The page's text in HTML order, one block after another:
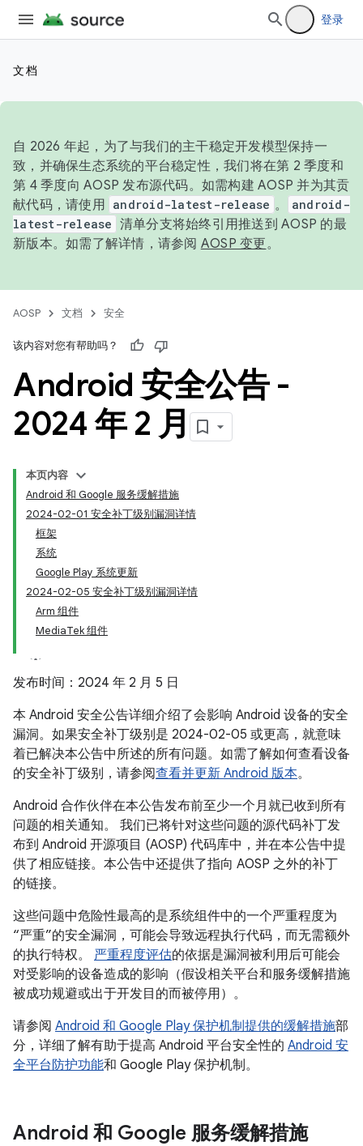
登录
文档
自 2026 年起，为了与我们的主干稳定开发模型保持一
致，并确保生态系统的平台稳定性，我们将在第 2 季度和
第 4 季度向 AOSP 发布源代码。如需构建 AOSP 并为其贡
献代码，请使用 android-latest-release 。
android-
latest-release 清单分支将始终引用推送到 AOSP 的最
新版本。如需了解详情，请参阅 AOSP 变更。
AOSP 文档 安全
该内容对您有帮助吗？
Android 安全公告 -
2024 年 2 月
本页内容
Android 和 Google 服务缓解措施
2024-02-01 安全补丁级别漏洞详情
框架
系统
Google Play 系统更新
2024-02-05 安全补丁级别漏洞详情
Arm 组件
MediaTek 组件
发布时间：2024 年 2 月 5 日
本 Android 安全公告详细介绍了会影响 Android 设备的安全
漏洞。如果安全补丁级别是 2024-02-05 或更高，就意味
着已解决本公告中所述的所有问题。如需了解如何查看设备
的安全补丁级别，请参阅查看并更新 Android 版本。
Android 合作伙伴在本公告发布前至少一个月就已收到所有
问题的相关通知。 我们已将针对这些问题的源代码补丁发
布到 Android 开源项目 (AOSP) 代码库中，并在本公告中提
供了相应链接。本公告中还提供了指向 AOSP 之外的补丁
的链接。
这些问题中危险性最高的是系统组件中的一个严重程度为
“严重”的安全漏洞，可能会导致远程执行代码，而无需额外
的执行特权。 严重程度评估的依据是漏洞被利用后可能会
对受影响的设备造成的影响（假设相关平台和服务缓解措施
被成功规避或出于开发目的而被停用）。
请参阅 Android 和 Google Play 保护机制提供的缓解措施部
分，详细了解有助于提高 Android 平台安全性的 Android 安
全平台防护功能和 Google Play 保护机制。
Android 和 Google 服务缓解措施